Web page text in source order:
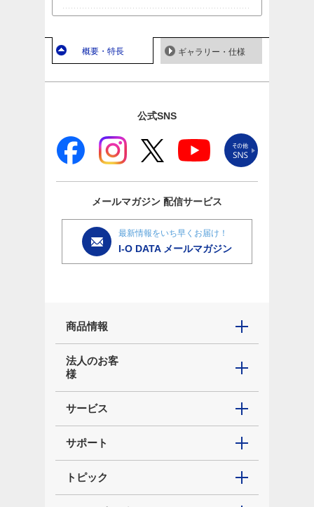
概要・特長 ギャラリー・仕様
公式SNS
メールマガジン 配信サービス
最新情報をいち早くお届け！
I-O DATA メールマガジン
商品情報
法人のお客
様
サービス
サポート
トピック